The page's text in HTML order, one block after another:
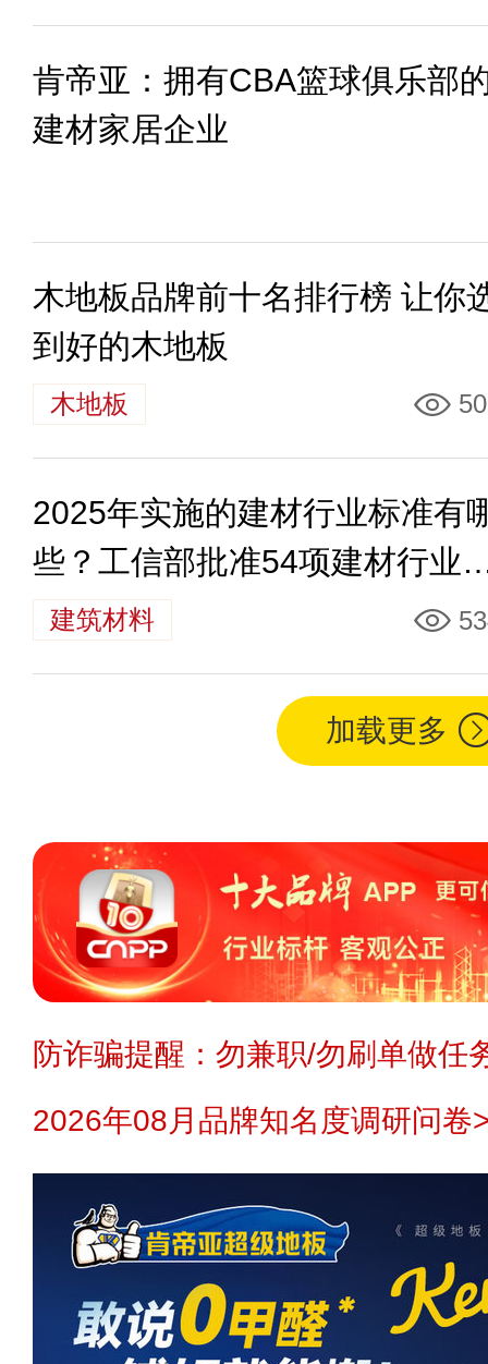
肯帝亚：拥有CBA篮球俱乐部
建材家居企业
木地板品牌前十名排行榜 让你
到好的木地板
木地板
2025年实施的建材行业标准有
些？工信部批准54项建材行业
准建筑材料
加载更多
防诈骗提醒：勿兼职/勿刷单做任
2026年08月品牌知名度调研问卷